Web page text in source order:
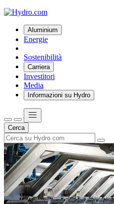
Aluminium
Energie
Sostenibilità
Carriera
Investitori
Media
Informazioni su Hydro
Cerca